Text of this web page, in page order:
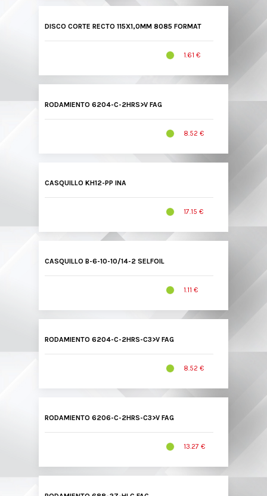
DISCO CORTE RECTO 115X1,0MM 8085 FORMAT
1.61 €
RODAMIENTO 6204-C-2HRS>V FAG
8.52 €
CASQUILLO KH12-PP INA
17.15 €
CASQUILLO B-6-10-10/14-2 SELFOIL
1.11 €
RODAMIENTO 6204-C-2HRS-C3>V FAG
8.52 €
RODAMIENTO 6206-C-2HRS-C3>V FAG
13.27 €